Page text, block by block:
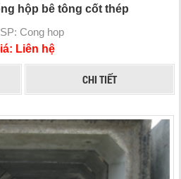
hộp bê tông cốt thép
Cong hop
Liên hệ
CHI TIẾT